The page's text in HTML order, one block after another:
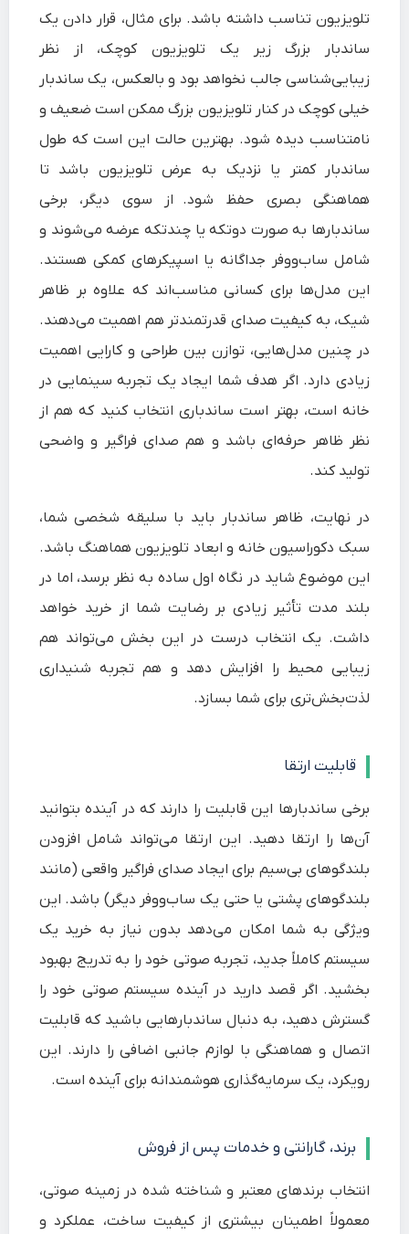
تلویزیون تناسب داشته باشد. برای مثال، قرار دادن یک
ساندبار بزرگ زیر یک تلویزیون کوچک، از نظر
زیبایی‌شناسی جالب نخواهد بود و بالعکس، یک ساندبار
خیلی کوچک در کنار تلویزیون بزرگ ممکن است ضعیف و
نامتناسب دیده شود. بهترین حالت این است که طول
ساندبار کمتر یا نزدیک به عرض تلویزیون باشد تا
هماهنگی بصری حفظ شود. از سوی دیگر، برخی
ساندبارها به صورت دو‌تکه یا چندتکه عرضه می‌شوند و
شامل ساب‌ووفر جداگانه یا اسپیکرهای کمکی هستند.
این مدل‌ها برای کسانی مناسب‌اند که علاوه بر ظاهر
شیک، به کیفیت صدای قدرتمندتر هم اهمیت می‌دهند.
در چنین مدل‌هایی، توازن بین طراحی و کارایی اهمیت
زیادی دارد. اگر هدف شما ایجاد یک تجربه سینمایی در
خانه است، بهتر است ساندباری انتخاب کنید که هم از
نظر ظاهر حرفه‌ای باشد و هم صدای فراگیر و واضحی
تولید کند.
در نهایت، ظاهر ساندبار باید با سلیقه شخصی شما،
سبک دکوراسیون خانه و ابعاد تلویزیون هماهنگ باشد.
این موضوع شاید در نگاه اول ساده به نظر برسد، اما در
بلند مدت تأثیر زیادی بر رضایت شما از خرید خواهد
داشت. یک انتخاب درست در این بخش می‌تواند هم
زیبایی محیط را افزایش دهد و هم تجربه شنیداری
لذت‌بخش‌تری برای شما بسازد.
قابلیت ارتقا
برخی ساندبارها این قابلیت را دارند که در آینده بتوانید
آن‌ها را ارتقا دهید. این ارتقا می‌تواند شامل افزودن
بلندگوهای بی‌سیم برای ایجاد صدای فراگیر واقعی (مانند
بلندگوهای پشتی یا حتی یک ساب‌ووفر دیگر) باشد. این
ویژگی به شما امکان می‌دهد بدون نیاز به خرید یک
سیستم کاملاً جدید، تجربه صوتی خود را به تدریج بهبود
بخشید. اگر قصد دارید در آینده سیستم صوتی خود را
گسترش دهید، به دنبال ساندبارهایی باشید که قابلیت
اتصال و هماهنگی با لوازم جانبی اضافی را دارند. این
رویکرد، یک سرمایه‌گذاری هوشمندانه برای آینده است.
برند، گارانتی و خدمات پس از فروش
انتخاب برندهای معتبر و شناخته شده در زمینه صوتی،
معمولاً اطمینان بیشتری از کیفیت ساخت، عملکرد و